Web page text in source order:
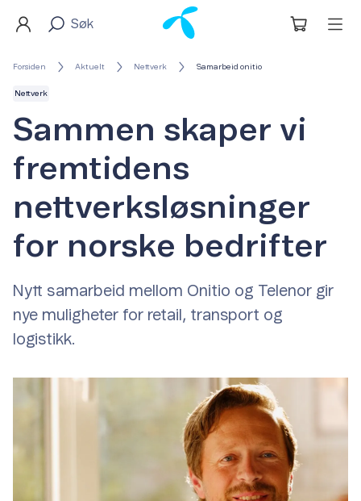
Forsiden Aktuelt Nettverk Samarbeid onitio
Nettverk
Sammen skaper vi
fremtidens
nettverksløsninger
for norske bedrifter
Nytt samarbeid mellom Onitio og Telenor gir
nye muligheter for retail, transport og
logistikk.